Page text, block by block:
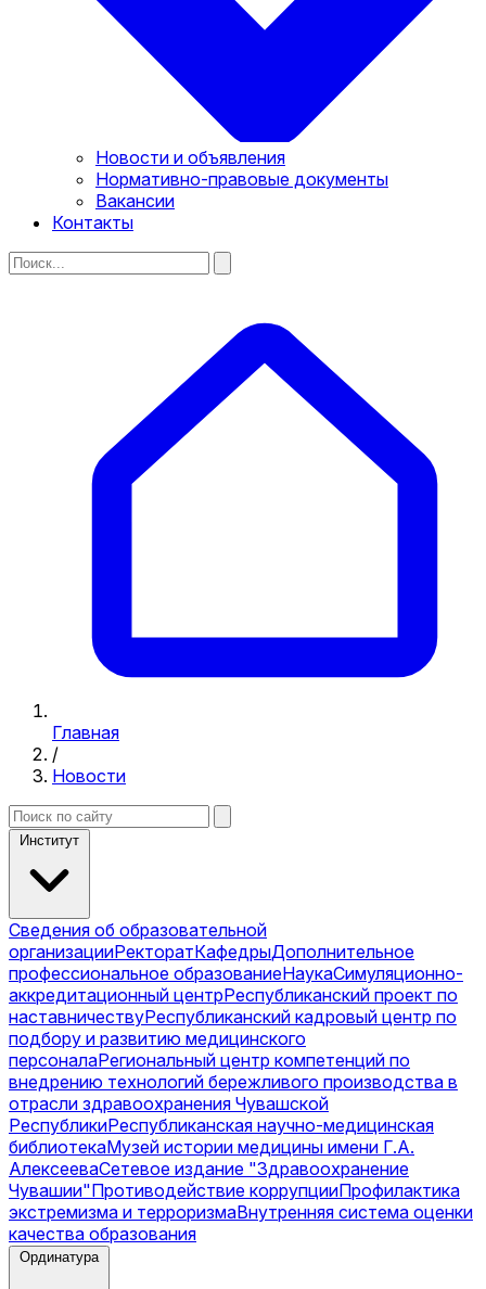
Новости и объявления
Нормативно-правовые документы
Вакансии
Контакты
Главная
/
Новости
Институт
Сведения об образовательной
организацииРекторатКафедрыДополнительное
профессиональное образованиеНаукаСимуляционно-
аккредитационный центрРеспубликанский проект по
наставничествуРеспубликанский кадровый центр по
подбору и развитию медицинского
персоналаРегиональный центр компетенций по
внедрению технологий бережливого производства в
отрасли здравоохранения Чувашской
РеспубликиРеспубликанская научно-медицинская
библиотекаМузей истории медицины имени Г.А.
АлексееваСетевое издание "Здравоохранение
Чувашии"Противодействие коррупцииПрофилактика
экстремизма и терроризмаВнутренняя система оценки
качества образования
Ординатура